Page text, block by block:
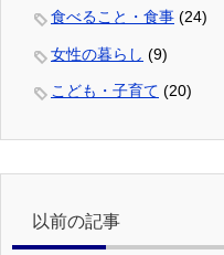
食べること・食事 (24)
女性の暮らし (9)
こども・子育て (20)
以前の記事